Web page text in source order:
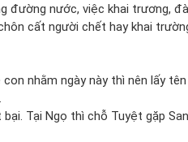
đường nước, việc khai trương,
cất người chết hay khai
con nhằm ngày này thì nên lấy
Tại Ngọ thì chỗ Tuyệt gặp